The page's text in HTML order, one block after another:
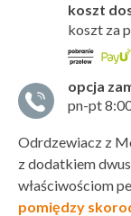
koszt
koszt za
opcja
pn-pt
Odrdzewiacz z
z dodatkiem
właściwościom
pomiędzy